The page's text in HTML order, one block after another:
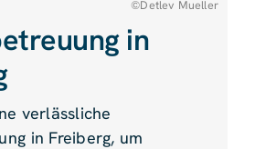
©Detlev Mueller
in
verlässliche
in Freiberg, um